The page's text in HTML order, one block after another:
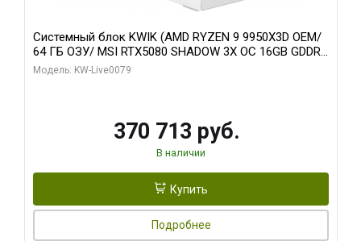
Системный блок KWIK (AMD RYZEN 9 9950X3D OEM/
64 ГБ ОЗУ/ MSI RTX5080 SHADOW 3X OC 16GB GDDR7
256bit 3xDP HDMI/ 960 ГБ SSD)
Модель: KW-Live0079
370 713 руб.
В наличии
Купить
Подробнее